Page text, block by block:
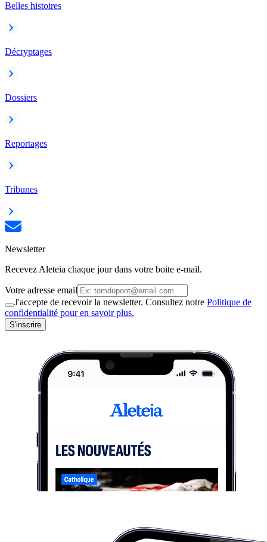
Belles histoires
Décryptages
Dossiers
Reportages
Tribunes
Newsletter
Recevez Aleteia chaque jour dans votre boite e-mail.
Votre adresse email
J'accepte de recevoir la newsletter. Consultez notre Politique de
confidentialité pour en savoir plus.
S'inscrire